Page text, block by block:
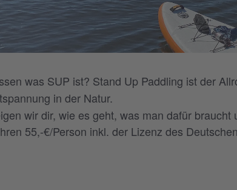
was SUP ist? Stand Up Paddling ist der
in der Natur.
wir dir, wie es geht, was man dafür braucht
55,-€/Person inkl. der Lizenz des